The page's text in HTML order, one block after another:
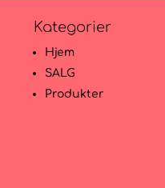
Kategorier
Hjem
SALG
Produkter